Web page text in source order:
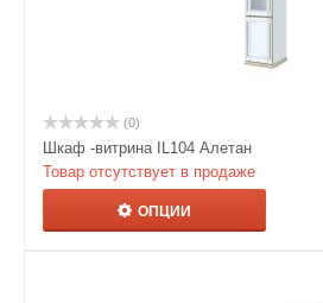
(0)
Шкаф -витрина IL104 Алетан
Товар отсутствует в продаже
ОПЦИИ